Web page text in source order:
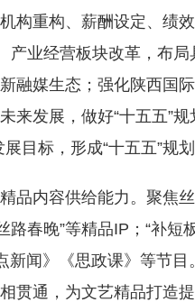
构重构、薪酬设定、绩
产业经营板块改革，布
融媒生态；强化陕西国
来发展，做好“十五五”
目标，形成“十五五”规划
品内容供给能力。聚焦
路春晚”等精品IP；“补短
新闻》《思政课》等节
贯通，为文艺精品打造